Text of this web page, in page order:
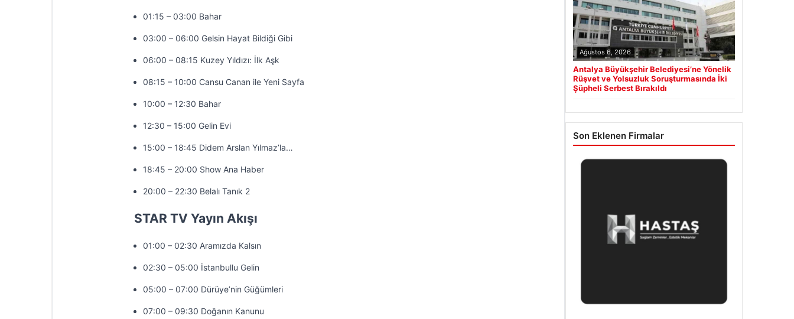
01:15 – 03:00 Bahar
03:00 – 06:00 Gelsin Hayat Bildiği Gibi
06:00 – 08:15 Kuzey Yıldızı: İlk Aşk
08:15 – 10:00 Cansu Canan ile Yeni Sayfa
10:00 – 12:30 Bahar
12:30 – 15:00 Gelin Evi
15:00 – 18:45 Didem Arslan Yılmaz’la…
18:45 – 20:00 Show Ana Haber
20:00 – 22:30 Belalı Tanık 2
STAR TV Yayın Akışı
01:00 – 02:30 Aramızda Kalsın
02:30 – 05:00 İstanbullu Gelin
05:00 – 07:00 Dürüye’nin Güğümleri
07:00 – 09:30 Doğanın Kanunu
Ağustos 6, 2026
Antalya Büyükşehir Belediyesi’ne Yönelik
Rüşvet ve Yolsuzluk Soruşturmasında İki
Şüpheli Serbest Bırakıldı
Son Eklenen Firmalar